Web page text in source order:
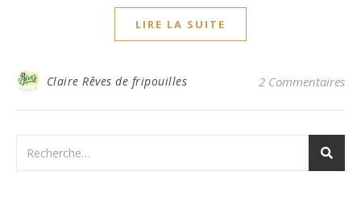
LIRE LA SUITE
Claire Rêves de fripouilles 2 Commentaires